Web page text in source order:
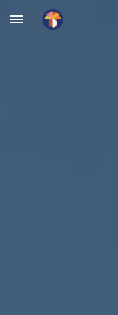
Skip to main content